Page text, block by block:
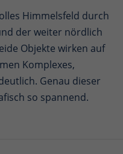
Himmelsfeld durch
der weiter nördlich
Objekte wirken auf
Komplexes,
Genau dieser
so spannend.